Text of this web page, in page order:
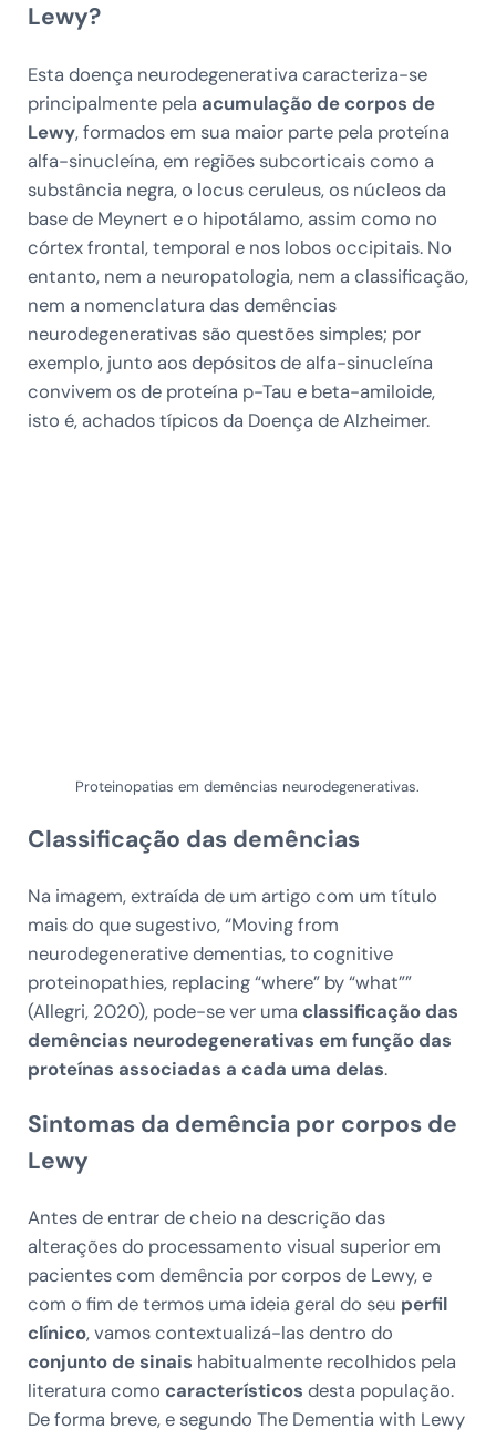
Lewy?
Esta doença neurodegenerativa caracteriza-se
principalmente pela acumulação de corpos de
Lewy, formados em sua maior parte pela proteína
alfa-sinucleína, em regiões subcorticais como a
substância negra, o locus ceruleus, os núcleos da
base de Meynert e o hipotálamo, assim como no
córtex frontal, temporal e nos lobos occipitais. No
entanto, nem a neuropatologia, nem a classificação,
nem a nomenclatura das demências
neurodegenerativas são questões simples; por
exemplo, junto aos depósitos de alfa-sinucleína
convivem os de proteína p-Tau e beta-amiloide,
isto é, achados típicos da Doença de Alzheimer.
Proteinopatias em demências neurodegenerativas.
Classificação das demências
Na imagem, extraída de um artigo com um título
mais do que sugestivo, “Moving from
neurodegenerative dementias, to cognitive
proteinopathies, replacing “where” by “what””
(Allegri, 2020), pode-se ver uma classificação das
demências neurodegenerativas em função das
proteínas associadas a cada uma delas.
Sintomas da demência por corpos de
Lewy
Antes de entrar de cheio na descrição das
alterações do processamento visual superior em
pacientes com demência por corpos de Lewy, e
com o fim de termos uma ideia geral do seu perfil
clínico, vamos contextualizá-las dentro do
conjunto de sinais habitualmente recolhidos pela
literatura como característicos desta população.
De forma breve, e segundo The Dementia with Lewy